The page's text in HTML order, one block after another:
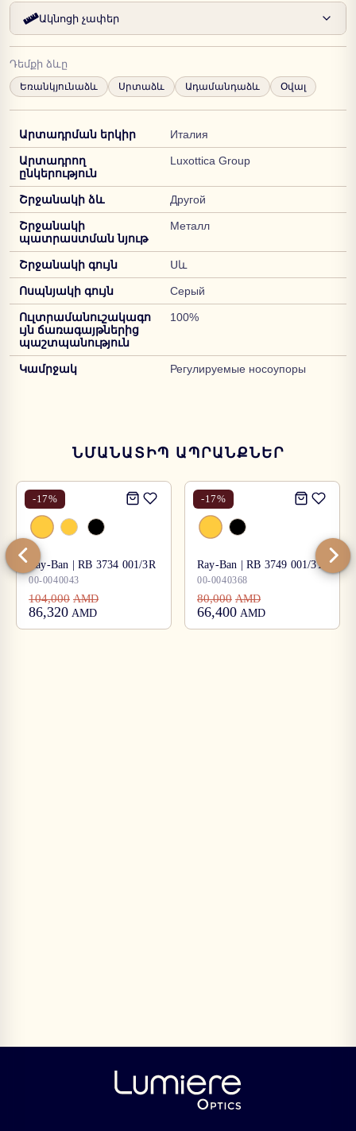
Ակնոցի չափեր
Դեմքի ձևը
Եռանկյունաձև Սրտաձև Ադամանդաձև Օվալ
Արտադրման երկիր Италия
Արտադրող
ընկերություն
Luxottica Group
Շրջանակի ձև Другой
Շրջանակի
պատրաստման նյութ
Металл
Շրջանակի գույն Սև
Ոսպնյակի գույն Серый
Ուլտրամանուշակագո
ւյն ճառագայթներից
պաշտպանություն
100%
Կամրջակ Регулируемые носоупоры
ՆՄԱՆԱՏԻՊ ԱՊՐԱՆՔՆԵՐ
-17%
Ray-Ban | RB 3734 001/3R
00-0040043
104,000 AMD
86,320 AMD
-17%
Ray-Ban | RB 3749 001/31
00-0040368
80,000 AMD
66,400 AMD